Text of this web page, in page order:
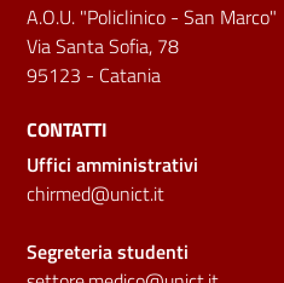
A.O.U. "Policlinico - San Marco"
Via Santa Sofia, 78
95123 - Catania
CONTATTI
Uffici amministrativi
chirmed@unict.it
Segreteria studenti